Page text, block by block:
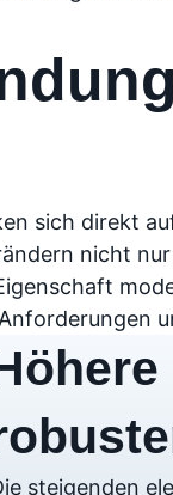
sich direkt
nicht
steigenden